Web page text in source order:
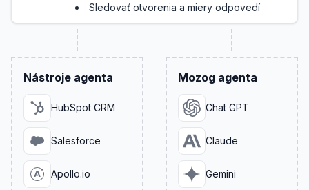
Sledovať otvorenia a miery odpovedí
Nástroje agenta
HubSpot CRM
Salesforce
Apollo.io
Mozog agenta
Chat GPT
Claude
Gemini